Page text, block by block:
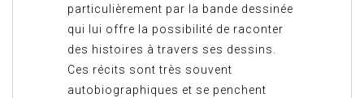
particulièrement par la bande dessinée
qui lui offre la possibilité de raconter
des histoires à travers ses dessins.
Ces récits sont très souvent
autobiographiques et se penchent